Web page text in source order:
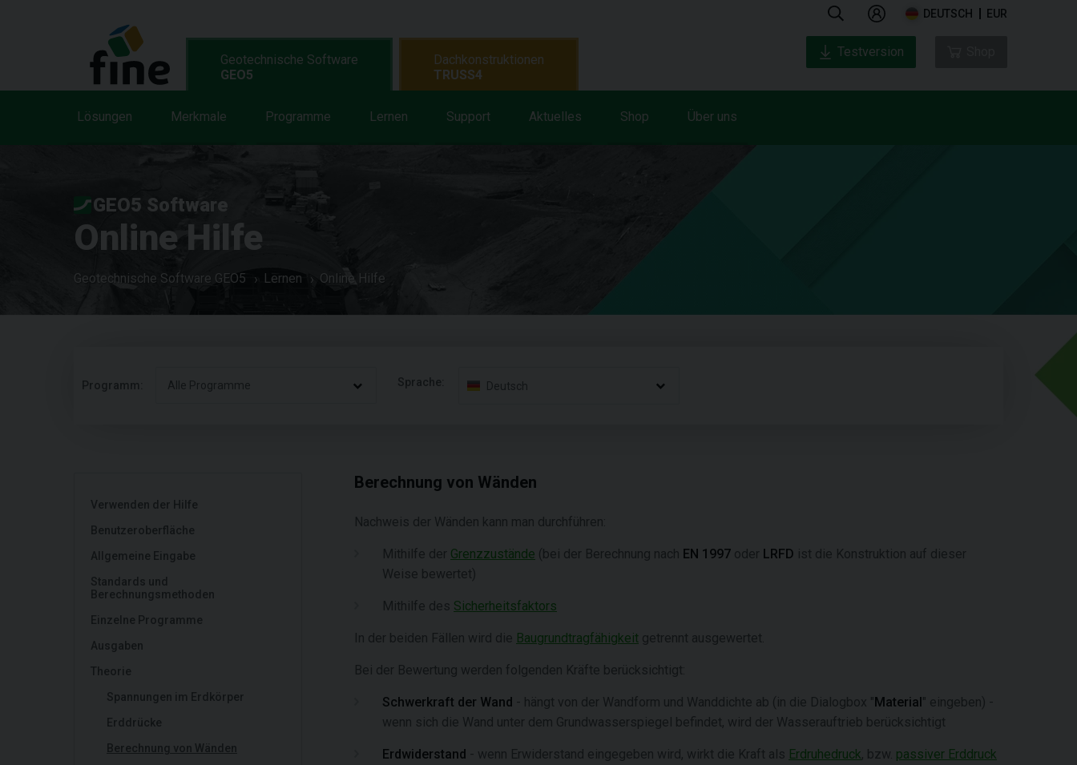
DEUTSCH EUR
Geotechnische Software
GEO5
Lösungen Merkmale Programme Lernen Support Aktuelles Shop Über uns
Dachkonstruktionen
TRUSS4
Testversion
GEO5 Software
Online Hilfe
Geotechnische Software GEO5 Lernen Online Hilfe
Programm: Alle Programme Sprache: Deutsch
Verwenden der Hilfe
Benutzeroberfläche
Allgemeine Eingabe
Standards und
Berechnungsmethoden
Einzelne Programme
Ausgaben
Theorie
Spannungen im Erdkörper
Erddrücke
Berechnung von Wänden
Berechnung von Wänden
Nachweis der Wänden kann man durchführen:
Mithilfe der Grenzzustände (bei der Berechnung nach EN 1997 oder LRFD ist die Konstruktion auf dieser
Weise bewertet)
Mithilfe des Sicherheitsfaktors
In der beiden Fällen wird die Baugrundtragfähigkeit getrennt ausgewertet.
Bei der Bewertung werden folgenden Kräfte berücksichtigt:
Schwerkraft der Wand - hängt von der Wandform und Wanddichte ab (in die Dialogbox "Material" eingeben) -
wenn sich die Wand unter dem Grundwasserspiegel befindet, wird der Wasserauftrieb berücksichtigt
Erdwiderstand - wenn Erwiderstand eingegeben wird, wirkt die Kraft als Erdruhedruck, bzw. passiver Erddruck